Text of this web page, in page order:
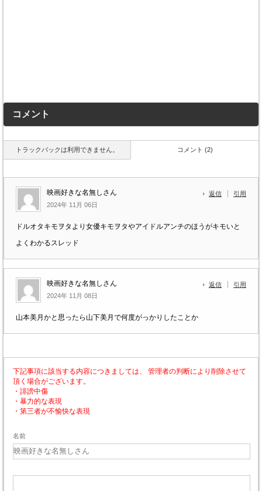
コメント
トラックバックは利用できません。 コメント (2)
映画好きな名無しさん
2024年 11月 06日
返信 引用
ドルオタキモヲタより女優キモヲタやアイドルアンチのほうがキモいと
よくわかるスレッド
映画好きな名無しさん
2024年 11月 08日
返信 引用
山本美月かと思ったら山下美月で何度がっかりしたことか
下記事項に該当する内容につきましては、 管理者の判断により削除させて
頂く場合がございます。
・誹謗中傷
・暴力的な表現
・第三者が不愉快な表現
名前